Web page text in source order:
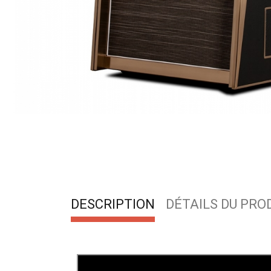
DESCRIPTION DÉTAILS DU